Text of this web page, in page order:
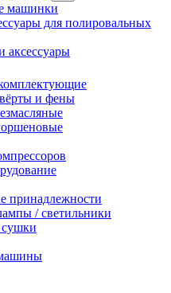
машинки
для полировальных
и фены
принадлежности
/ светильники